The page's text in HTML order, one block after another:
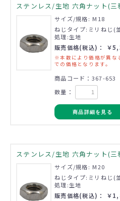
ステンレス/生地 六角ナット(
サイズ/規格: M18
ねじタイプ:ミリねじ(
処理:生地
販売価格(税込)： ￥
※本数により価格が異な
での価格となります。
商品コード：367-653
数量：
商品詳細を見る
ステンレス/生地 六角ナット(
サイズ/規格: M20
ねじタイプ:ミリねじ(
処理:生地
販売価格(税込)： ￥